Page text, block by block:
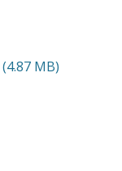
(4.87 MB)